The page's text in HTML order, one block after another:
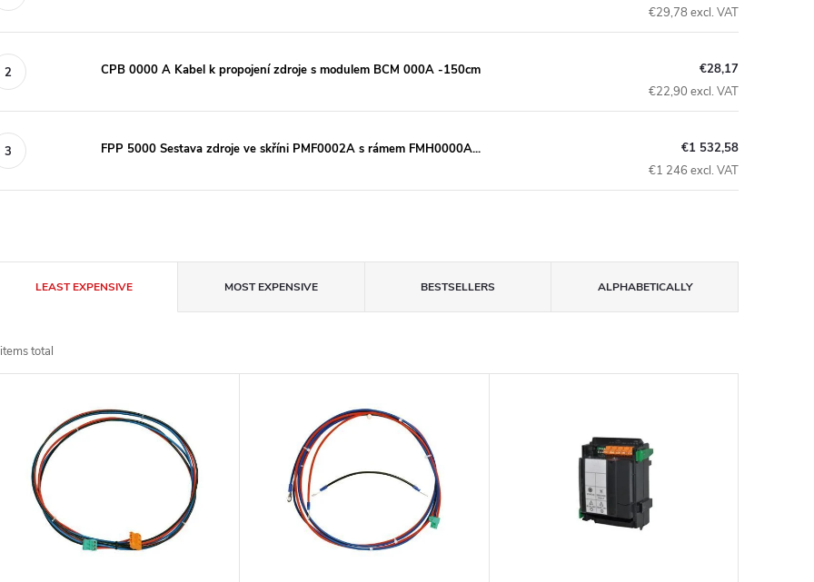
€29,78 excl. VAT
CPB 0000 A Kabel k propojení zdroje s modulem BCM 000A -150cm
€28,17
€22,90 excl. VAT
FPP 5000 Sestava zdroje ve skříni PMF0002A s rámem FMH0000A...
€1 532,58
€1 246 excl. VAT
LEAST EXPENSIVE MOST EXPENSIVE BESTSELLERS ALPHABETICALLY
items total